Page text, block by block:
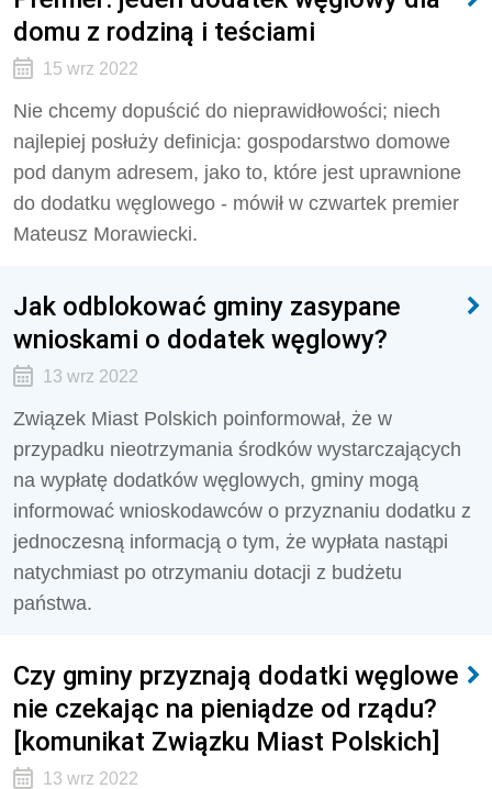
domu z rodziną i teściami
15 wrz 2022
Nie chcemy dopuścić do nieprawidłowości; niech
najlepiej posłuży definicja: gospodarstwo domowe
pod danym adresem, jako to, które jest uprawnione
do dodatku węglowego - mówił w czwartek premier
Mateusz Morawiecki.
Jak odblokować gminy zasypane
wnioskami o dodatek węglowy?
13 wrz 2022
Związek Miast Polskich poinformował, że w
przypadku nieotrzymania środków wystarczających
na wypłatę dodatków węglowych, gminy mogą
informować wnioskodawców o przyznaniu dodatku z
jednoczesną informacją o tym, że wypłata nastąpi
natychmiast po otrzymaniu dotacji z budżetu
państwa.
Czy gminy przyznają dodatki węglowe
nie czekając na pieniądze od rządu?
[komunikat Związku Miast Polskich]
13 wrz 2022